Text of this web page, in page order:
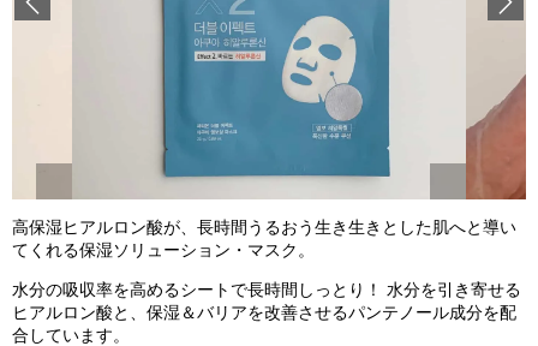
高保湿ヒアルロン酸が、長時間うるおう生き生きとした肌へと導い
てくれる保湿ソリューション・マスク。
水分の吸収率を高めるシートで長時間しっとり！ 水分を引き寄せる
ヒアルロン酸と、保湿＆バリアを改善させるパンテノール成分を配
合しています。